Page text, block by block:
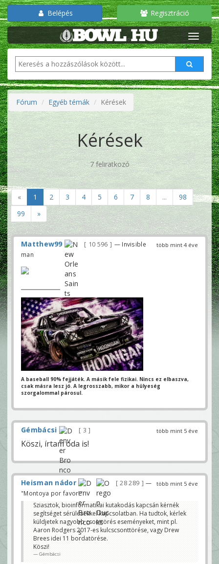
Belépés Regisztráció
Fórum Egyéb témák Kérések
Kérések
7 feliratkozó
« 1 2 3 4 5 6 7 8 ...
98
99
»
több mint 4 éve
Matthew99 10 596
— Invisible
man
A baseball 90% fejjáték. A másik fele fizikai. Nincs ez elbaszva,
csak másra lesz jó. A legrosszabb, mikor a hülyeség
szorgalommal párosul.
több mint 5 éve
Gémbácsi 3
Köszi, írtam oda is!
több mint 5 éve
Heisman nádor 28 289
—
"Montoya por favor!"
Sziasztok, bioinformatikai kutakodás kapcsán kérnék
segítséget sérülésekkel kapcsolatban. Ha tudtok, kérlek
küldjetek nagyobb csonttörés eseményeket, mint pl.
Aaron Rodgers 2017-es kulcscsonttörése, vagy Drew
Brees idei 11 bordatörése.
Köszi!
Gémbácsi